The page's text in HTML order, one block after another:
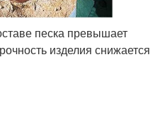
песка превышает
изделия снижается